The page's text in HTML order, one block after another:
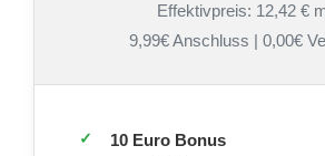
Effektivpreis: 12,42 €
9,99€ Anschluss | 0,00€
10 Euro Bonus